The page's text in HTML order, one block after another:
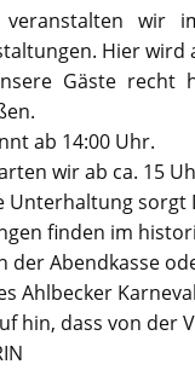
veranstalten wir
Hier wird
Gäste recht
ab 14:00 Uhr.
wir ab ca. 15
Unterhaltung sorgt
finden im
der Abendkasse
Ahlbecker
hin, dass von der